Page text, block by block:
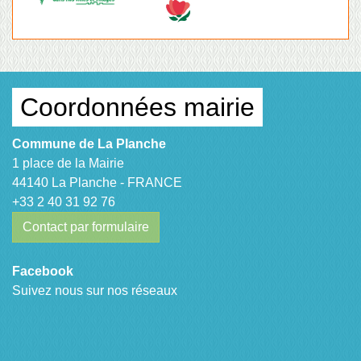
Coordonnées mairie
Commune de La Planche
1 place de la Mairie
44140 La Planche - FRANCE
+33 2 40 31 92 76
Contact par formulaire
Facebook
Suivez nous sur nos réseaux